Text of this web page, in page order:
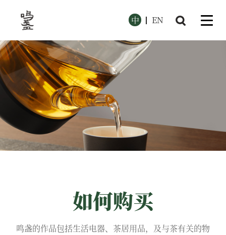
中 EN
如何购买
鸣盏的作品包括生活电器、茶居用品，及与茶有关的物